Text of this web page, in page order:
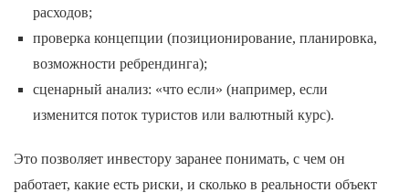
расходов;
проверка концепции (позиционирование, планировка,
возможности ребрендинга);
сценарный анализ: «что если» (например, если
изменится поток туристов или валютный курс).
Это позволяет инвестору заранее понимать, с чем он
работает, какие есть риски, и сколько в реальности объект